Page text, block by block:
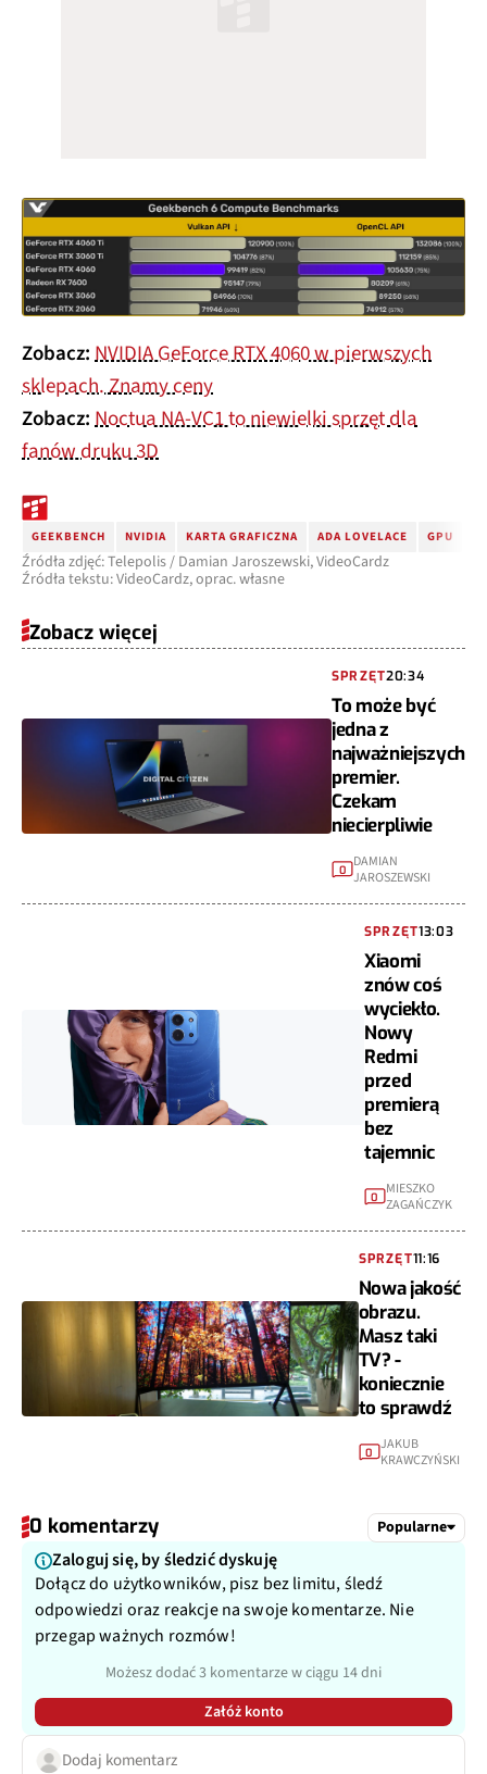
Zobacz:NVIDIA GeForce RTX 4060 w pierwszych
sklepach. Znamy ceny
Zobacz:Noctua NA-VC1 to niewielki sprzęt dla
fanów druku 3D
GEEKBENCH NVIDIA KARTA GRAFICZNA ADA LOVELACE GPU
Źródła zdjęć: Telepolis / Damian Jaroszewski, VideoCardz
Źródła tekstu: VideoCardz, oprac. własne
Zobacz więcej
SPRZĘT20:34
To może być
jedna z
najważniejszych
premier.
Czekam
niecierpliwie
0
DAMIAN
JAROSZEWSKI
SPRZĘT13:03
Xiaomi
znów coś
wyciekło.
Nowy
Redmi
przed
premierą
bez
tajemnic
0
MIESZKO
ZAGAŃCZYK
SPRZĘT11:16
Nowa jakość
obrazu.
Masz taki
TV? -
koniecznie
to sprawdź
0 JAKUB
KRAWCZYŃSKI
0 komentarzy Popularne
Zaloguj się, by śledzić dyskuję
Dołącz do użytkowników, pisz bez limitu, śledź
odpowiedzi oraz reakcje na swoje komentarze. Nie
przegap ważnych rozmów!
Możesz dodać 3 komentarze w ciągu 14 dni
Załóż konto
Dodaj komentarz